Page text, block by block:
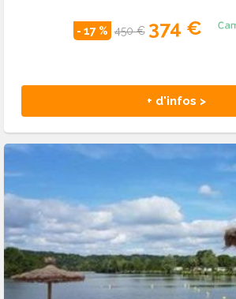
- 17 % 450 € 374 €
+ d'infos >